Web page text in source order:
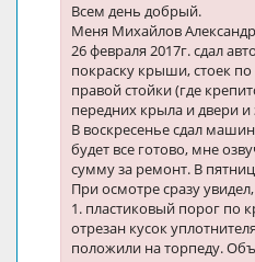
Всем день добрый.
Меня Михайлов
26 февраля 2017г. сдал
покраску крыши, стоек
правой стойки (где
передних крыла и двери и
В воскресенье сдал
будет все готово, мне
сумму за ремонт. В
При осмотре сразу
1. пластиковый порог по
отрезан кусок
положили на торпеду.